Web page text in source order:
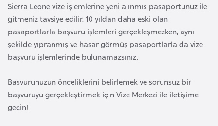
Sierra Leone vize işlemlerine yeni alınmış pasaportunuz ile
gitmeniz tavsiye edilir. 10 yıldan daha eski olan
pasaportlarla başvuru işlemleri gerçekleşmezken, aynı
şekilde yıpranmış ve hasar görmüş pasaportlarla da vize
başvuru işlemlerinde bulunamazsınız.
Başvurunuzun önceliklerini belirlemek ve sorunsuz bir
başvuruyu gerçekleştirmek için Vize Merkezi ile iletişime
geçin!
e
y
n
B
n
g
l